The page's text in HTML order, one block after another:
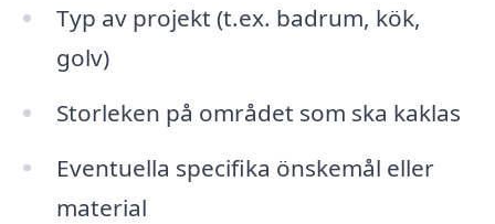
Typ av projekt (t.ex. badrum, kök,
golv)
Storleken på området som ska kaklas
Eventuella specifika önskemål eller
material